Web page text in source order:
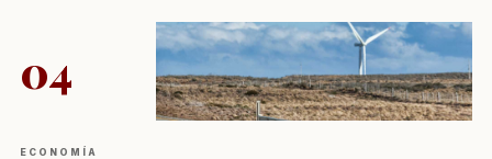
04
ECONOMÍA